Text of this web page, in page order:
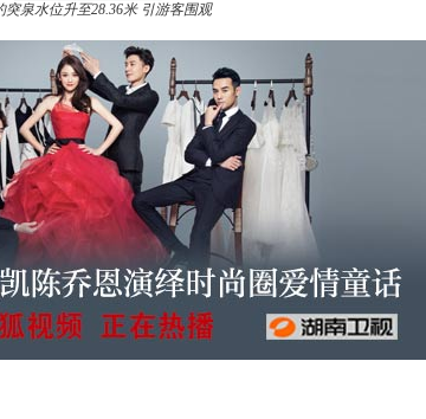
突泉水位升至28.36米 引游客围观